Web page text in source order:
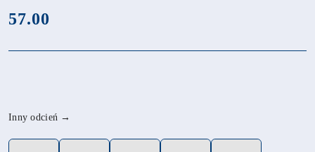
cena:
57.00
Wariant
Inny odcień →